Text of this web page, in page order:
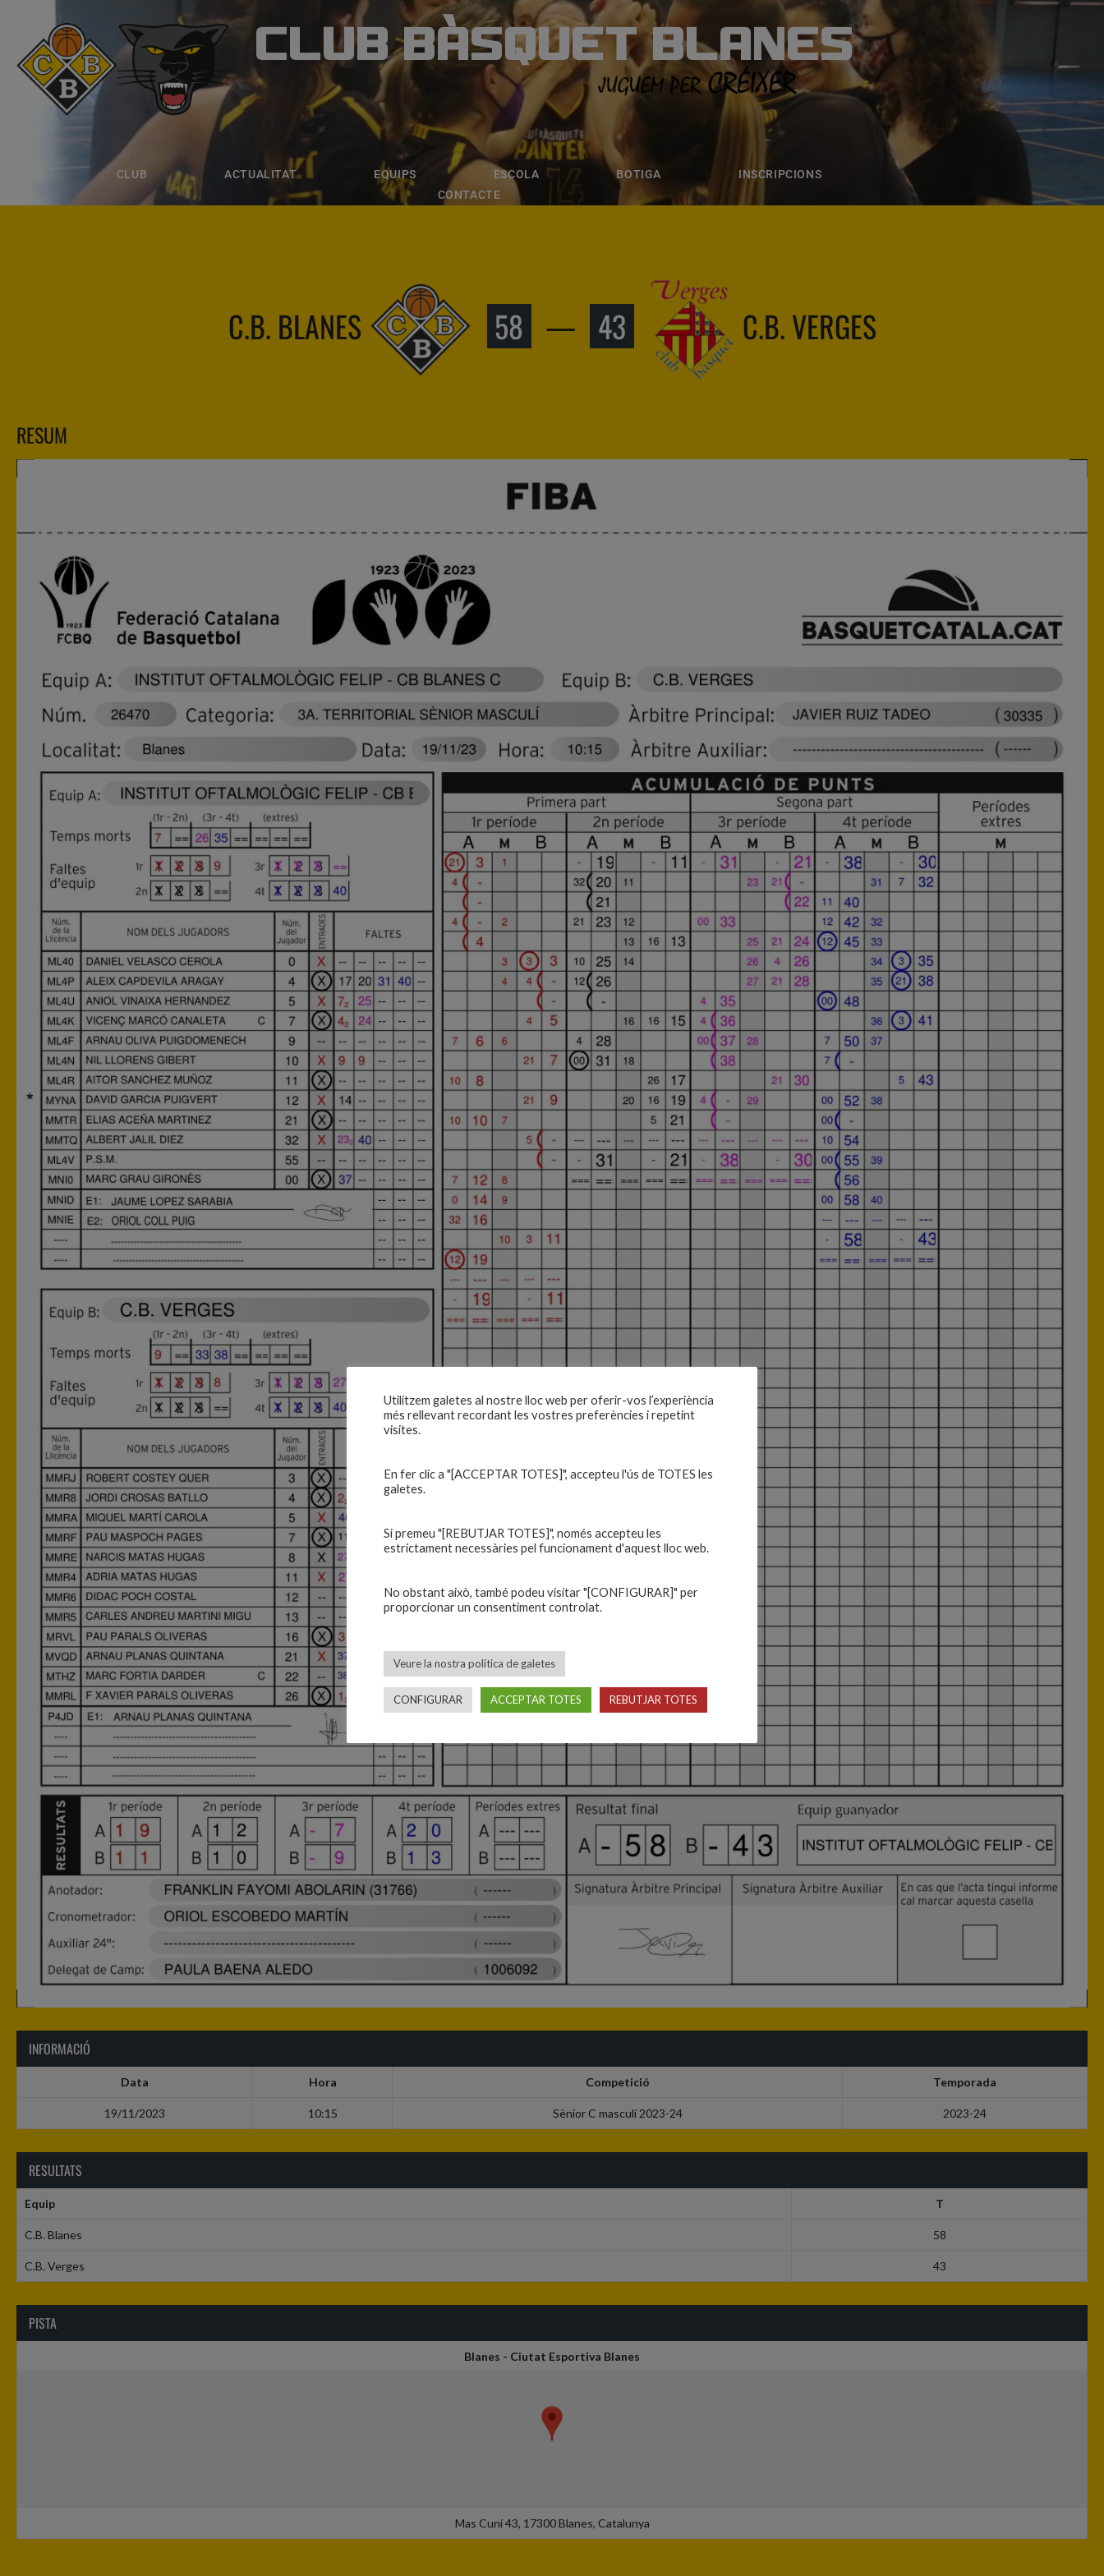
CLUB BÀSQUET BLANES
CLUB ACTUALITAT EQUIPS ESCOLA BOTIGA
INSCRIPCIONS
CONTACTE
CLUB BÀSQUET BLANES
ACTUALITAT ESCOLA BOTIGA INSCRIPCIONS
C.B. BLANES 58 — 43 C.B. VERGES
RESUM
INFORMACIÓ
Data Hora Competició Temporada
19/11/2023 10:15 Sènior C masculí 2023-24 2023-24
RESULTATS
Equip T
C.B. Blanes 58
C.B. Verges 43
PISTA
Blanes - Ciutat Esportiva Blanes
Mas Cuní 43, 17300 Blanes, Catalunya
Utilitzem galetes al nostre lloc web per oferir-vos l’experiència
més rellevant recordant les vostres preferències i repetint
visites.
En fer clic a "[ACCEPTAR TOTES]", accepteu l'ús de TOTES les
galetes.
Si premeu "[REBUTJAR TOTES]", només accepteu les
estrictament necessàries pel funcionament d'aquest lloc web.
No obstant això, també podeu visitar "[CONFIGURAR]" per
proporcionar un consentiment controlat.
Veure la nostra política de galetes
CONFIGURAR ACCEPTAR TOTES REBUTJAR TOTES